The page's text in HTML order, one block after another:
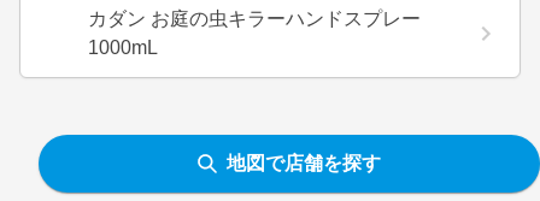
カダン お庭の虫キラーハンドスプレー
1000mL
地図で店舗を探す